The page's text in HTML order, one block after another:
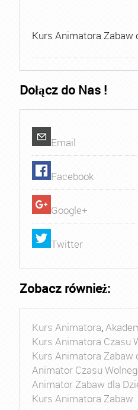
Kurs Animatora Zabaw
Dołącz do Nas !
Email
Facebook
Google+
Twitter
Zobacz również:
Kurs Animatora,
Kurs Animatora Czasu
Kurs Animatora Zabaw
Animator Czasu
Animator Zabaw dla
Kurs Animatora Zabaw